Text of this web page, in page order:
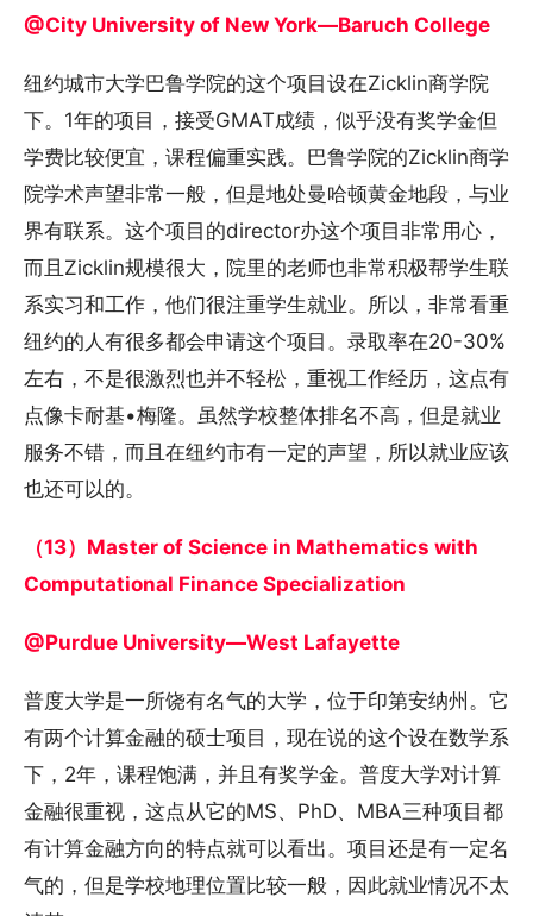
@City University of New York—Baruch College
纽约城市大学巴鲁学院的这个项目设在Zicklin商学院
下。1年的项目，接受GMAT成绩，似乎没有奖学金但
学费比较便宜，课程偏重实践。巴鲁学院的Zicklin商学
院学术声望非常一般，但是地处曼哈顿黄金地段，与业
界有联系。这个项目的director办这个项目非常用心，
而且Zicklin规模很大，院里的老师也非常积极帮学生联
系实习和工作，他们很注重学生就业。所以，非常看重
纽约的人有很多都会申请这个项目。录取率在20-30%
左右，不是很激烈也并不轻松，重视工作经历，这点有
点像卡耐基•梅隆。虽然学校整体排名不高，但是就业
服务不错，而且在纽约市有一定的声望，所以就业应该
也还可以的。
（13）Master of Science in Mathematics with
Computational Finance Specialization
@Purdue University—West Lafayette
普度大学是一所饶有名气的大学，位于印第安纳州。它
有两个计算金融的硕士项目，现在说的这个设在数学系
下，2年，课程饱满，并且有奖学金。普度大学对计算
金融很重视，这点从它的MS、PhD、MBA三种项目都
有计算金融方向的特点就可以看出。项目还是有一定名
气的，但是学校地理位置比较一般，因此就业情况不太